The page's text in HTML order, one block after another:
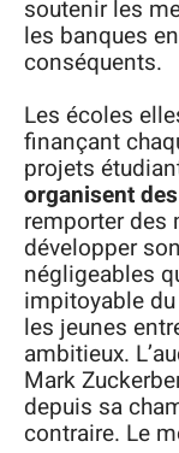
soutenir les
les banques
conséquents.
Les écoles
finançant
projets
organisent
remporter
développer
négligeables
impitoyable
les jeunes
ambitieux.
Mark
depuis sa
contraire. Le